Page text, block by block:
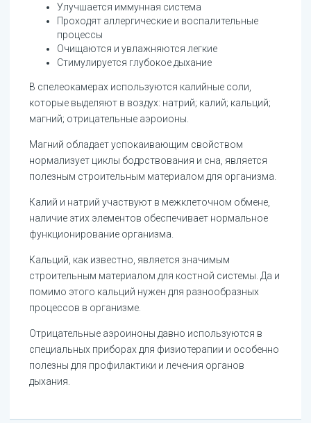
Улучшается иммунная система
Проходят аллергические и воспалительные
процессы
Очищаются и увлажняются легкие
Стимулируется глубокое дыхание
В спелеокамерах используются калийные соли,
которые выделяют в воздух: натрий; калий; кальций;
магний; отрицательные аэроионы.
Магний обладает успокаивающим свойством
нормализует циклы бодрствования и сна, является
полезным строительным материалом для организма.
Калий и натрий участвуют в межклеточном обмене,
наличие этих элементов обеспечивает нормальное
функционирование организма.
Кальций, как известно, является значимым
строительным материалом для костной системы. Да и
помимо этого кальций нужен для разнообразных
процессов в организме.
Отрицательные аэроиноны давно используются в
специальных приборах для физиотерапии и особенно
полезны для профилактики и лечения органов
дыхания.